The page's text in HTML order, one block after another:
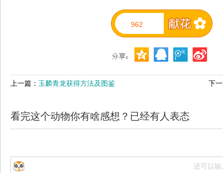
962
上一篇： 玉麟青龙获得方法及图鉴 下
看完这个动物你有啥感想？已经有人表态
还可以输